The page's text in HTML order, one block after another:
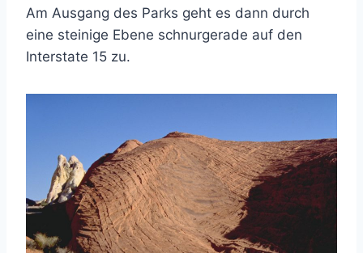
Am Ausgang des Parks geht es dann durch
eine steinige Ebene schnurgerade auf den
Interstate 15 zu.